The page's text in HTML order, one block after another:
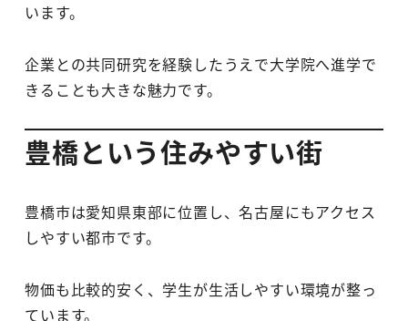
います。
企業との共同研究を経験したうえで大学院へ進学で
きることも大きな魅力です。
豊橋という住みやすい街
豊橋市は愛知県東部に位置し、名古屋にもアクセス
しやすい都市です。
物価も比較的安く、学生が生活しやすい環境が整っ
ています。